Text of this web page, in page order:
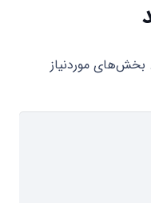
بخش‌های موردنیاز